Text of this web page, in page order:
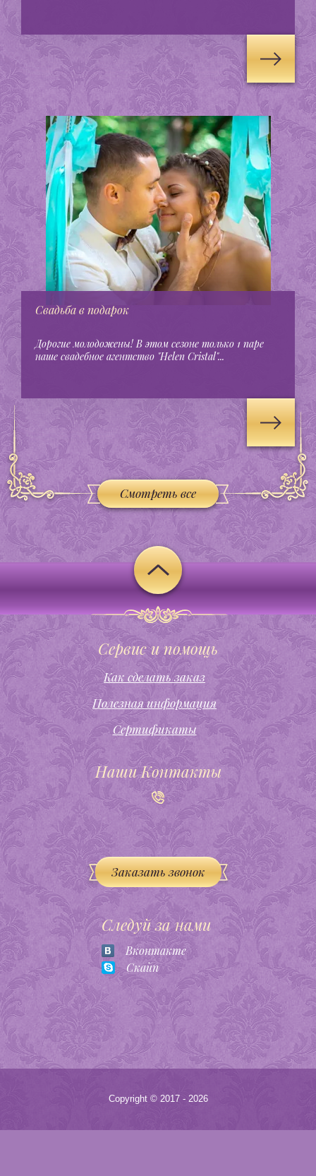
Свадьба в подарок
Дорогие молодожены! В этом сезоне только 1 паре
наше свадебное агентство "Helen Cristal"...
Смотреть все
Сервис и помощь
Как сделать заказ
Полезная информация
Сертификаты
Наши Контакты
Заказать звонок
Следуй за нами
Вконтакте
Скайп
Copyright © 2017 - 2026